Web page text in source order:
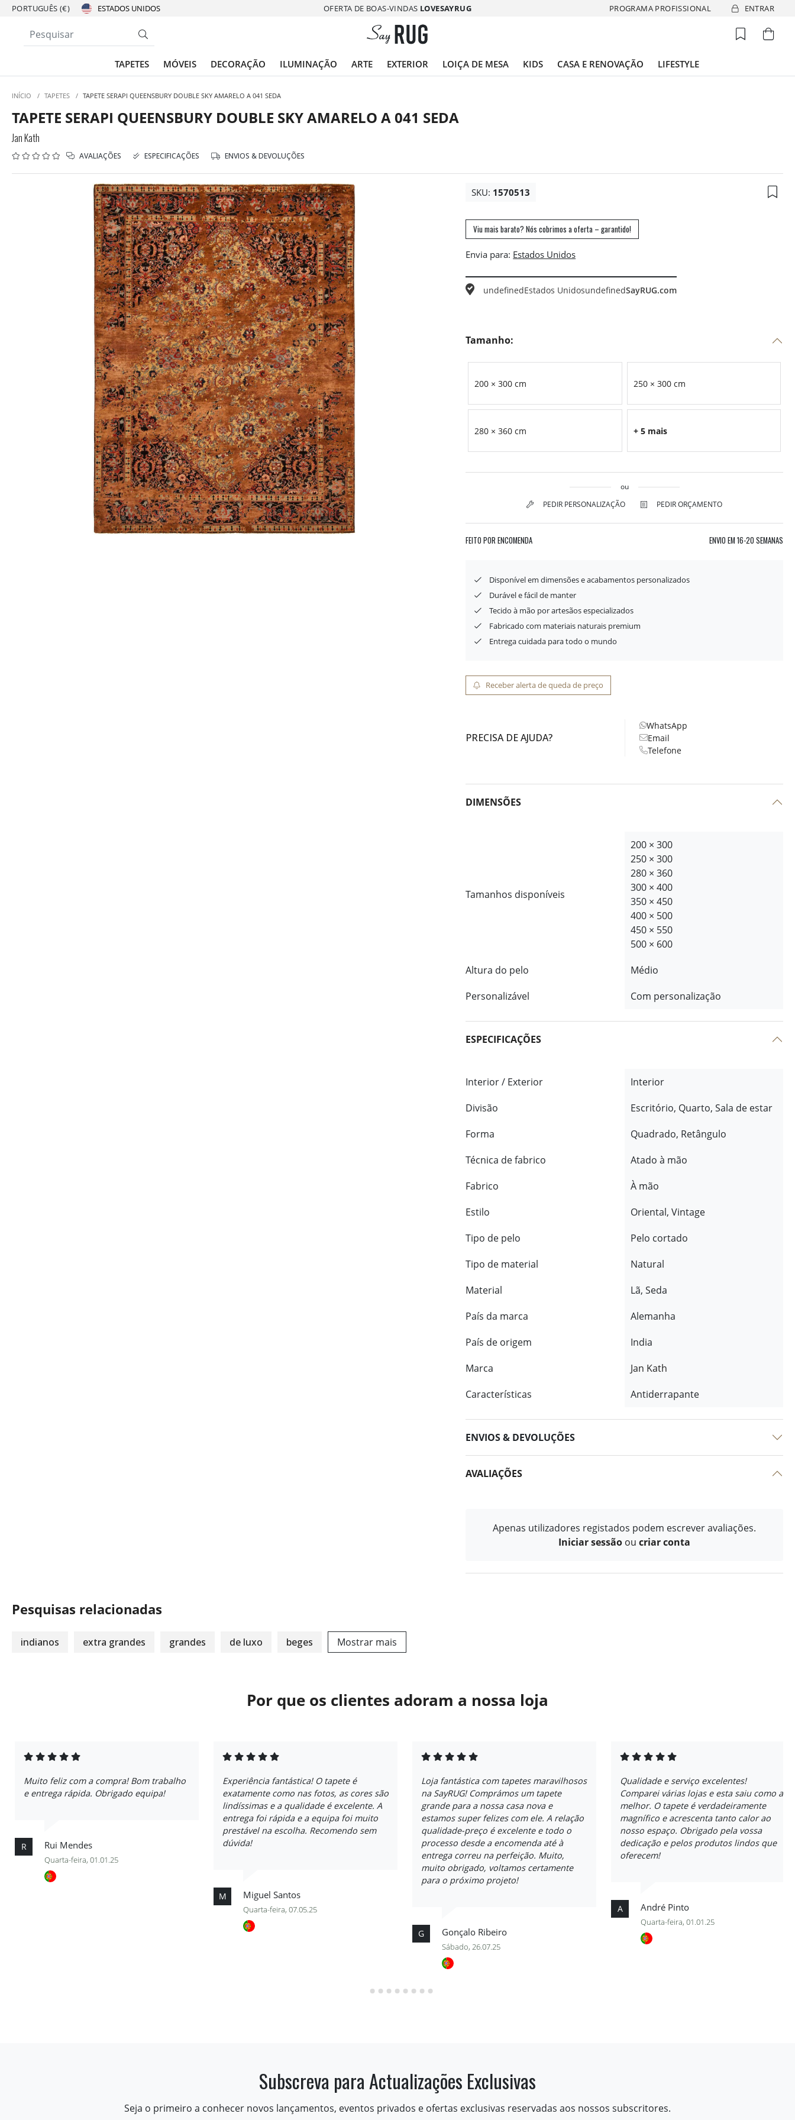
PORTUGUÊS (€) OFERTA DE BOAS-VINDAS LOVESAYRUG PROGRAMA PROFISSIONAL ENTRAR
TAPETES MÓVEIS DECORAÇÃO ILUMINAÇÃO ARTE EXTERIOR LOIÇA DE MESA KIDS CASA E RENOVAÇÃO LIFESTYLE
INÍCIO / TAPETES / TAPETE SERAPI QUEENSBURY DOUBLE SKY AMARELO A 041 SEDA
TAPETE SERAPI QUEENSBURY DOUBLE SKY AMARELO A 041 SEDA
Jan Kath
AVALIAÇÕES ESPECIFICAÇÕES ENVIOS & DEVOLUÇÕES
SKU: 1570513
Viu mais barato? Nós cobrimos a oferta – garantido!
Envia para:
undefinedEstados UnidosundefinedSayRUG.com
Tamanho:
200 × 300 cm 250 × 300 cm
280 × 360 cm + 5 mais
ou
PEDIR PERSONALIZAÇÃO
PEDIR ORÇAMENTO
FEITO POR ENCOMENDA ENVIO EM 16-20 SEMANAS
Disponível em dimensões e acabamentos personalizados
Durável e fácil de manter
Tecido à mão por artesãos especializados
Fabricado com materiais naturais premium
Entrega cuidada para todo o mundo
Receber alerta de queda de preço
PRECISA DE AJUDA?
WhatsApp
Email
Telefone
DIMENSÕES
Tamanhos disponíveis
200 × 300
250 × 300
280 × 360
300 × 400
350 × 450
400 × 500
450 × 550
500 × 600
Altura do pelo
Médio
Personalizável
Com personalização
ESPECIFICAÇÕES
Interior / Exterior
Interior
Divisão
Escritório, Quarto, Sala de estar
Forma
Quadrado, Retângulo
Técnica de fabrico
Atado à mão
Fabrico
À mão
Estilo
Oriental, Vintage
Tipo de pelo
Pelo cortado
Tipo de material
Natural
Material
Lã, Seda
País da marca
Alemanha
País de origem
India
Marca
Jan Kath
Características
Antiderrapante
ENVIOS & DEVOLUÇÕES
AVALIAÇÕES
Apenas utilizadores registados podem escrever avaliações.
Iniciar sessão ou criar conta
Pesquisas relacionadas
indianos extra grandes grandes de luxo beges Mostrar mais
Por que os clientes adoram a nossa loja
Muito feliz com a compra! Bom trabalho
e entrega rápida. Obrigado equipa!
R Rui Mendes
Quarta-feira, 01.01.25
Experiência fantástica! O tapete é
exatamente como nas fotos, as cores são
lindíssimas e a qualidade é excelente. A
entrega foi rápida e a equipa foi muito
prestável na escolha. Recomendo sem
dúvida!
M Miguel Santos
Quarta-feira, 07.05.25
Loja fantástica com tapetes maravilhosos
na SayRUG! Comprámos um tapete
grande para a nossa casa nova e
estamos super felizes com ele. A relação
qualidade-preço é excelente e todo o
processo desde a encomenda até à
entrega correu na perfeição. Muito,
muito obrigado, voltamos certamente
para o próximo projeto!
G Gonçalo Ribeiro
Sábado, 26.07.25
Qualidade e serviço excelentes!
Comparei várias lojas e esta saiu como a
melhor. O tapete é verdadeiramente
magnífico e acrescenta tanto calor ao
nosso espaço. Obrigado pela vossa
dedicação e pelos produtos lindos que
oferecem!
A André Pinto
Quarta-feira, 01.01.25
Subscreva para Actualizações Exclusivas
Seja o primeiro a conhecer novos lançamentos, eventos privados e ofertas exclusivas reservadas aos nossos subscritores.